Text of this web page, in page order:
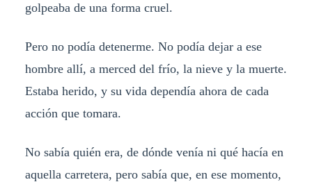
golpeaba de una forma cruel.
Pero no podía detenerme. No podía dejar a ese
hombre allí, a merced del frío, la nieve y la muerte.
Estaba herido, y su vida dependía ahora de cada
acción que tomara.
No sabía quién era, de dónde venía ni qué hacía en
aquella carretera, pero sabía que, en ese momento,